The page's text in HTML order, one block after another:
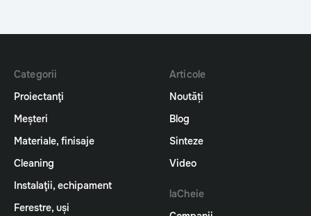
Categorii
Proiectanţi
Meșteri
Materiale, finisaje
Cleaning
Instalaţii, echipament
Ferestre, uși
Articole
Noutăți
Blog
Sinteze
Video
laCheie